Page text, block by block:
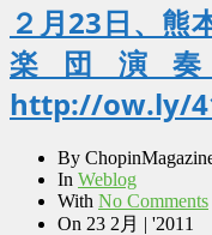
２月23日、熊
楽団演
http://ow.ly/
By
In Weblog
With No Comments
On 23 2月 | '2011